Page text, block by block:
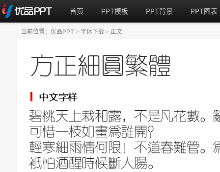
首页 PPT模板 PPT背景 PPT图表
当前位置： 优品PPT > 字体下载 > 正文